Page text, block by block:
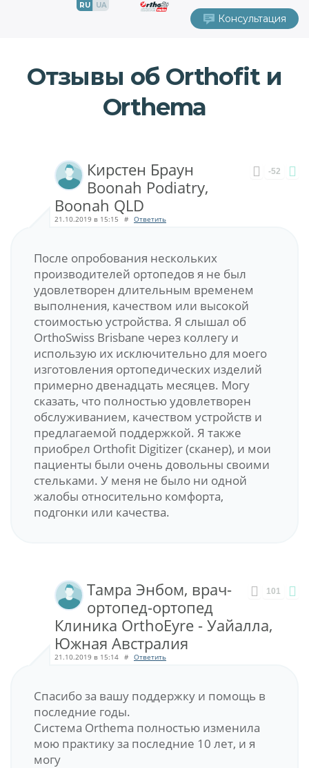
RU UA
Консультация
Отзывы об Orthofit и
Orthema
-52
Кирстен Браун
Boonah Podiatry,
Boonah QLD
21.10.2019 в 15:15 # Ответить
После опробования нескольких
производителей ортопедов я не был
удовлетворен длительным временем
выполнения, качеством или высокой
стоимостью устройства. Я слышал об
OrthoSwiss Brisbane через коллегу и
использую их исключительно для моего
изготовления ортопедических изделий
примерно двенадцать месяцев. Могу
сказать, что полностью удовлетворен
обслуживанием, качеством устройств и
предлагаемой поддержкой. Я также
приобрел Orthofit Digitizer (сканер), и мои
пациенты были очень довольны своими
стельками. У меня не было ни одной
жалобы относительно комфорта,
подгонки или качества.
101
Тамра Энбом, врач-
ортопед-ортопед
Клиника OrthoEyre - Уайалла,
Южная Австралия
21.10.2019 в 15:14 # Ответить
Спасибо за вашу поддержку и помощь в
последние годы.
Система Orthema полностью изменила
мою практику за последние 10 лет, и я
могу